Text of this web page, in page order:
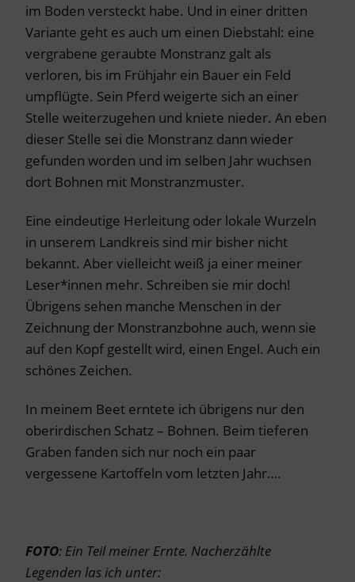
im Boden versteckt habe. Und in einer dritten
Variante geht es auch um einen Diebstahl: eine
vergrabene geraubte Monstranz galt als
verloren, bis im Frühjahr ein Bauer ein Feld
umpflügte. Sein Pferd weigerte sich an einer
Stelle weiterzugehen und kniete nieder. An eben
dieser Stelle sei die Monstranz dann wieder
gefunden worden und im selben Jahr wuchsen
dort Bohnen mit Monstranzmuster.
Eine eindeutige Herleitung oder lokale Wurzeln
in unserem Landkreis sind mir bisher nicht
bekannt. Aber vielleicht weiß ja einer meiner
Leser*innen mehr. Schreiben sie mir doch!
Übrigens sehen manche Menschen in der
Zeichnung der Monstranzbohne auch, wenn sie
auf den Kopf gestellt wird, einen Engel. Auch ein
schönes Zeichen.
In meinem Beet erntete ich übrigens nur den
oberirdischen Schatz – Bohnen. Beim tieferen
Graben fanden sich nur noch ein paar
vergessene Kartoffeln vom letzten Jahr….
FOTO: Ein Teil meiner Ernte. Nacherzählte
Legenden las ich unter: